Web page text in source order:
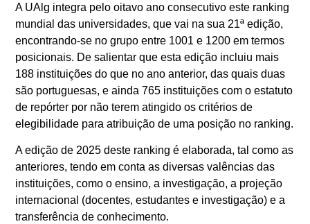
A UAlg integra pelo oitavo ano consecutivo este ranking
mundial das universidades, que vai na sua 21ª edição,
encontrando-se no grupo entre 1001 e 1200 em termos
posicionais. De salientar que esta edição incluiu mais
188 instituições do que no ano anterior, das quais duas
são portuguesas, e ainda 765 instituições com o estatuto
de repórter por não terem atingido os critérios de
elegibilidade para atribuição de uma posição no ranking.
A edição de 2025 deste ranking é elaborada, tal como as
anteriores, tendo em conta as diversas valências das
instituições, como o ensino, a investigação, a projeção
internacional (docentes, estudantes e investigação) e a
transferência de conhecimento.